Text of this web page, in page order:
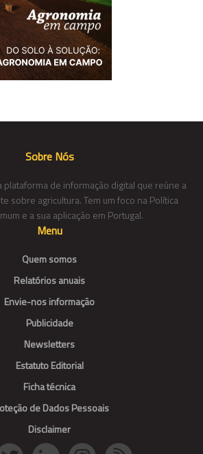
Sobre Nós
plataforma de informação digital que reúne a
sobre agricultura. Tem um foco na Política
e a sua aplicação em Portugal.
Menu
Quem somos
Relatórios anuais
Envie-nos informação
Publicidade
Newsletters
Estatuto Editorial
Ficha técnica
de Dados Pessoais
Disclaimer